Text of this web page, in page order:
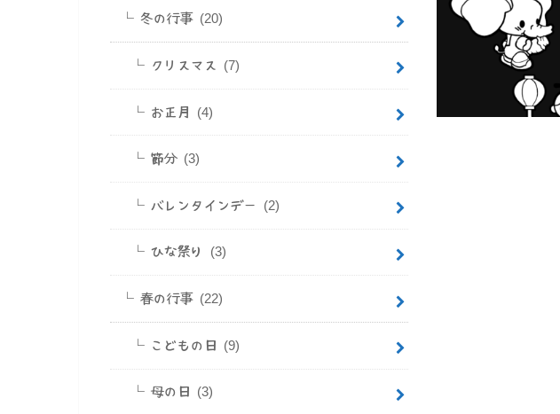
冬の行事 (20)
クリスマス (7)
お正月 (4)
節分 (3)
バレンタインデー (2)
ひな祭り (3)
春の行事 (22)
こどもの日 (9)
母の日 (3)